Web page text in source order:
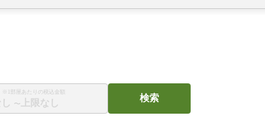
※1部屋あたりの税込金額
〜
検索